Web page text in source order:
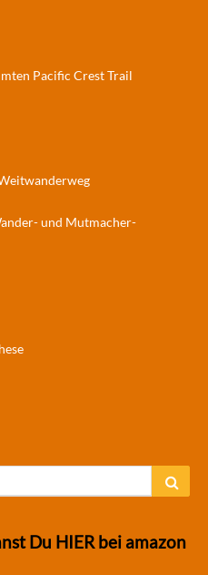
Pacific Crest Trail
und Mutmacher-
Du HIER bei amazon